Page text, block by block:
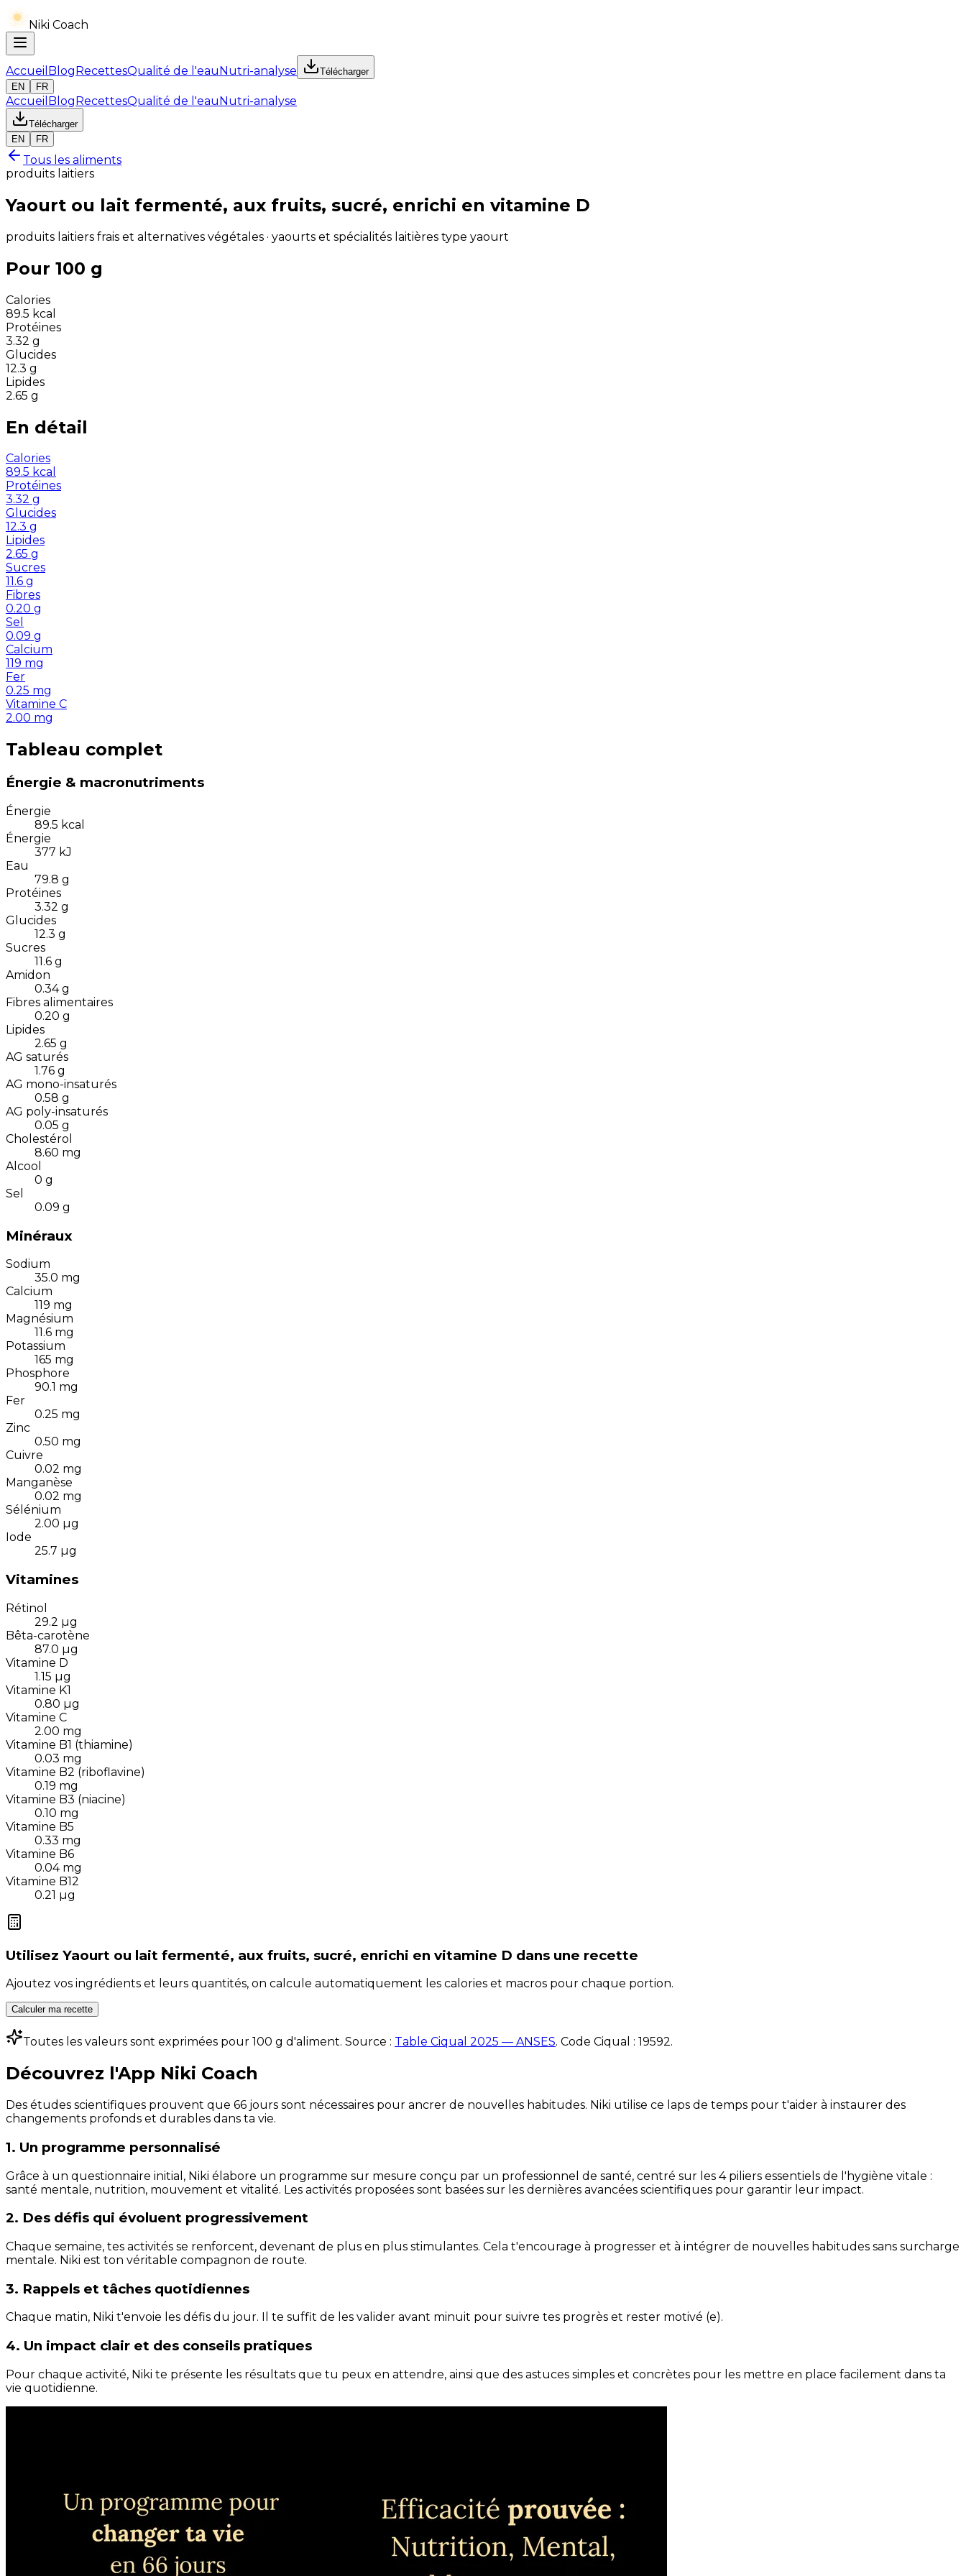
Niki Coach
Accueil BlogRecettesQualité de l'eauNutri-analyse
Télécharger
EN
FR
Accueil BlogRecettesQualité de l'eauNutri-analyse
Télécharger
EN
FR
Tous les aliments
produits laitiers
Yaourt ou lait fermenté, aux fruits, sucré, enrichi en vitamine D
produits laitiers frais et alternatives végétales · yaourts et spécialités laitières type yaourt
Pour 100 g
Calories
89.5 kcal
Protéines
3.32 g
Glucides
12.3 g
Lipides
2.65 g
En détail
Calories
89.5 kcal
Protéines
3.32 g
Glucides
12.3 g
Lipides
2.65 g
Sucres
11.6 g
Fibres
0.20 g
Sel
0.09 g
Calcium
119 mg
Fer
0.25 mg
Vitamine C
2.00 mg
Tableau complet
Énergie & macronutriments
Énergie
89.5 kcal
Énergie
377 kJ
Eau
79.8 g
Protéines
3.32 g
Glucides
12.3 g
Sucres
11.6 g
Amidon
0.34 g
Fibres alimentaires
0.20 g
Lipides
2.65 g
AG saturés
1.76 g
AG mono-insaturés
0.58 g
AG poly-insaturés
0.05 g
Cholestérol
8.60 mg
Alcool
0 g
Sel
0.09 g
Minéraux
Sodium
35.0 mg
Calcium
119 mg
Magnésium
11.6 mg
Potassium
165 mg
Phosphore
90.1 mg
Fer
0.25 mg
Zinc
0.50 mg
Cuivre
0.02 mg
Manganèse
0.02 mg
Sélénium
2.00 µg
Iode
25.7 µg
Vitamines
Rétinol
29.2 µg
Bêta-carotène
87.0 µg
Vitamine D
1.15 µg
Vitamine K1
0.80 µg
Vitamine C
2.00 mg
Vitamine B1 (thiamine)
0.03 mg
Vitamine B2 (riboflavine)
0.19 mg
Vitamine B3 (niacine)
0.10 mg
Vitamine B5
0.33 mg
Vitamine B6
0.04 mg
Vitamine B12
0.21 µg
Utilisez Yaourt ou lait fermenté, aux fruits, sucré, enrichi en vitamine D dans une recette
Ajoutez vos ingrédients et leurs quantités, on calcule automatiquement les calories et macros pour chaque portion.
Calculer ma recette
Toutes les valeurs sont exprimées pour 100 g d'aliment. Source : Table Ciqual 2025 — ANSES. Code Ciqual : 19592.
Découvrez l'App Niki Coach
Des études scientifiques prouvent que 66 jours sont nécessaires pour ancrer de nouvelles habitudes. Niki utilise ce laps de temps pour t'aider à instaurer des
changements profonds et durables dans ta vie.
1. Un programme personnalisé
Grâce à un questionnaire initial, Niki élabore un programme sur mesure conçu par un professionnel de santé, centré sur les 4 piliers essentiels de l'hygiène vitale :
santé mentale, nutrition, mouvement et vitalité. Les activités proposées sont basées sur les dernières avancées scientifiques pour garantir leur impact.
2. Des défis qui évoluent progressivement
Chaque semaine, tes activités se renforcent, devenant de plus en plus stimulantes. Cela t'encourage à progresser et à intégrer de nouvelles habitudes sans surcharge
mentale. Niki est ton véritable compagnon de route.
3. Rappels et tâches quotidiennes
Chaque matin, Niki t'envoie les défis du jour. Il te suffit de les valider avant minuit pour suivre tes progrès et rester motivé (e).
4. Un impact clair et des conseils pratiques
Pour chaque activité, Niki te présente les résultats que tu peux en attendre, ainsi que des astuces simples et concrètes pour les mettre en place facilement dans ta
vie quotidienne.